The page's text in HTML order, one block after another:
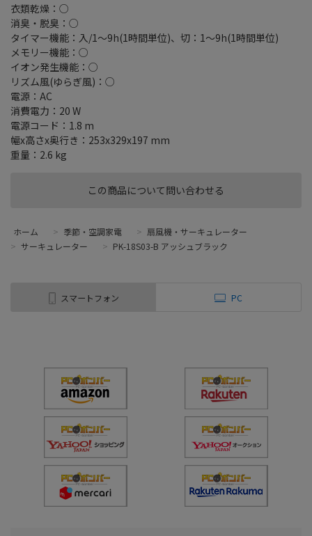
この商品について問い合わせる
衣類乾燥：○
消臭・脱臭：○
タイマー機能：入/1～9h(1時間単位)、切：1～9h(1時間単位)
メモリー機能：○
イオン発生機能：○
リズム風(ゆらぎ風)：○
電源：AC
消費電力：20 W
電源コード：1.8 m
幅x高さx奥行き：253x329x197 mm
重量：2.6 kg
ホーム > 季節・空調家電 > 扇風機・サーキュレーター
> サーキュレーター > PK-18S03-B アッシュブラック
スマートフォン PC